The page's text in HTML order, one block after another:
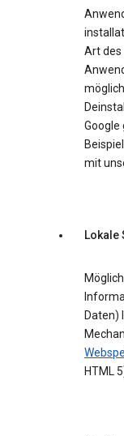
Art des
Google
mit
Lokale
Daten)
HTML